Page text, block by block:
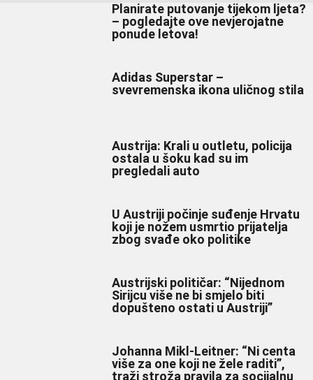
Planirate putovanje tijekom ljeta?
– pogledajte ove nevjerojatne
ponude letova!
Adidas Superstar –
svevremenska ikona uličnog stila
Austrija: Krali u outletu, policija
ostala u šoku kad su im
pregledali auto
U Austriji počinje suđenje Hrvatu
koji je nožem usmrtio prijatelja
zbog svađe oko politike
Austrijski političar: “Nijednom
Sirijcu više ne bi smjelo biti
dopušteno ostati u Austriji”
Johanna Mikl-Leitner: “Ni centa
više za one koji ne žele raditi”,
traži stroža pravila za socijalnu